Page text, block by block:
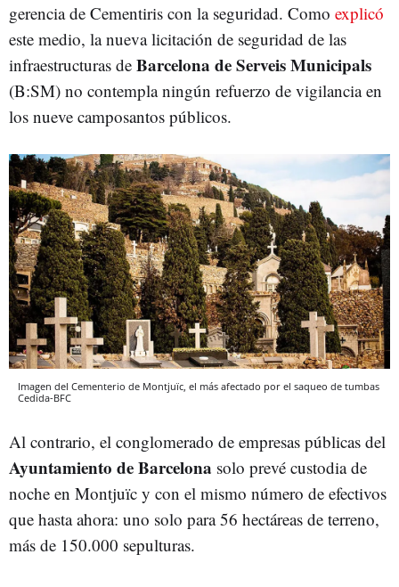
gerencia de Cementiris con la seguridad. Como explicó
este medio, la nueva licitación de seguridad de las
infraestructuras de Barcelona de Serveis Municipals
(B:SM) no contempla ningún refuerzo de vigilancia en
los nueve camposantos públicos.
Imagen del Cementerio de Montjuïc, el más afectado por el saqueo de tumbas
Cedida-BFC
Al contrario, el conglomerado de empresas públicas del
Ayuntamiento de Barcelona solo prevé custodia de
noche en Montjuïc y con el mismo número de efectivos
que hasta ahora: uno solo para 56 hectáreas de terreno,
más de 150.000 sepulturas.